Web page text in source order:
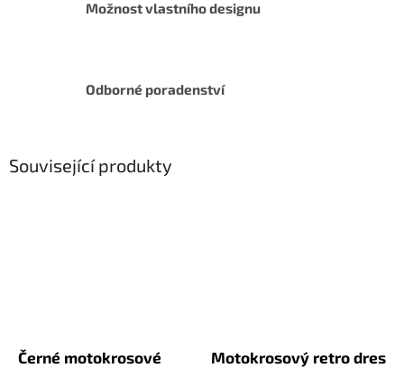
Možnost vlastního designu
Odborné poradenství
Související produkty
Černé motokrosové
Motokrosový retro dres